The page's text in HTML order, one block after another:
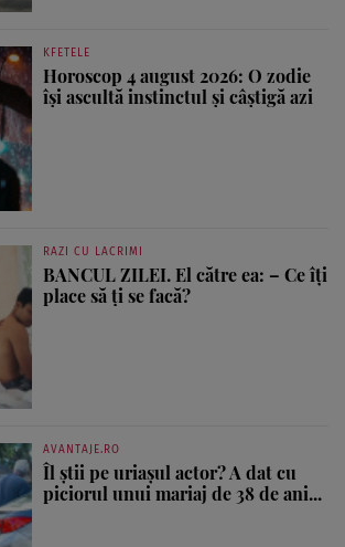
KFETELE
Horoscop 4 august 2026: O zodie
își ascultă instinctul și câștigă azi
RAZI CU LACRIMI
BANCUL ZILEI. El către ea: – Ce îți
place să ți se facă?
AVANTAJE.RO
Îl știi pe uriașul actor? A dat cu
piciorul unui mariaj de 38 de ani...